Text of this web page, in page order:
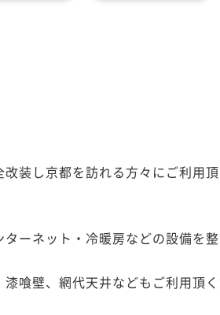
装し京都を訪れる方々にご利用
ーネット・冷暖房などの設備を
喰壁、網代天井などもご利用頂